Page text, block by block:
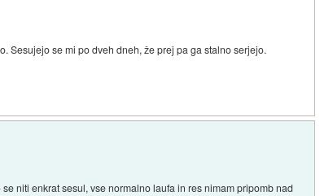
Sesujejo se mi po dveh dneh, že prej pa ga stalno serjejo.
niti enkrat sesul, vse normalno laufa in res nimam pripomb nad